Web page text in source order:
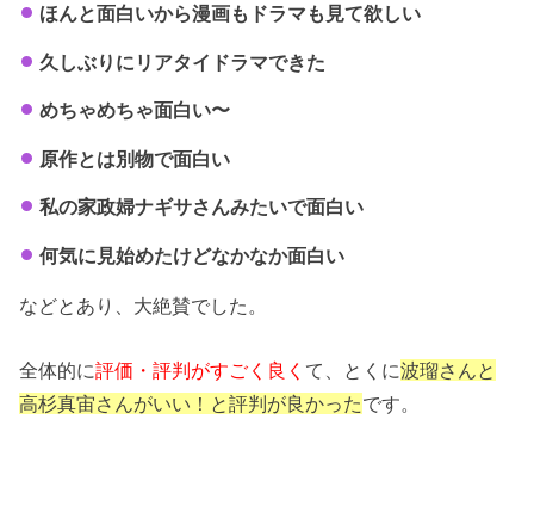
ほんと面白いから漫画もドラマも見て欲しい
久しぶりにリアタイドラマできた
めちゃめちゃ面白い〜
原作とは別物で面白い
私の家政婦ナギサさんみたいで面白い
何気に見始めたけどなかなか面白い
などとあり、大絶賛でした。
全体的に評価・評判がすごく良く て、とくに波瑠さんと
高杉真宙さんがいい！と評判が良かったです。